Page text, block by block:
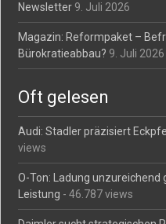
Newsletter 9. Juli 2026
Magazin: Reformpaket –
Bürokratieabbau? 9. Juli 2026
Oft gelesen
Audi: Stadler präzisiert
views
O-Ton: Ladung
Leistung - 46.787 views